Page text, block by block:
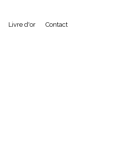
Livre d'or Contact